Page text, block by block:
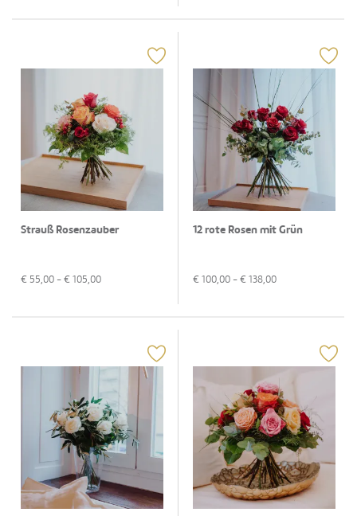
Strauß Rosenzauber
€ 55,00 - € 105,00
12 rote Rosen mit Grün
€ 100,00 - € 138,00